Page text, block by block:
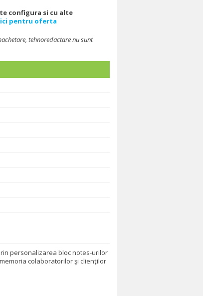
configura si cu alte
pentru oferta
tehnoredactare nu sunt
personalizarea bloc notes-urilor
colaboratorilor şi clienţilor